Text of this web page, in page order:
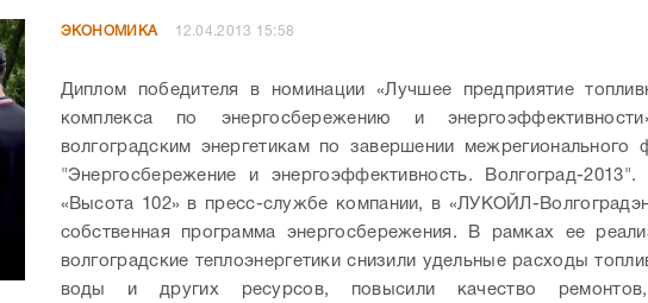
ЭКОНОМИКА 12.04.2013 15:58
Диплом победителя в номинации «Лучшее предприятие
комплекса по энергосбережению и
волгоградским энергетикам по завершении межрегионального
"Энергосбережение и энергоэффективность. Волгоград-
«Высота 102» в пресс-службе компании, в «ЛУКОЙЛ-
собственная программа энергосбережения. В рамках ее
волгоградские теплоэнергетики снизили удельные расходы
воды и других ресурсов, повысили качество